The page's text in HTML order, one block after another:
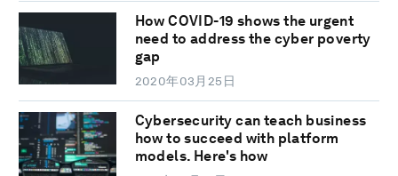
How COVID-19 shows the urgent
need to address the cyber poverty
gap
2020年03月25日
Cybersecurity can teach business
how to succeed with platform
models. Here's how